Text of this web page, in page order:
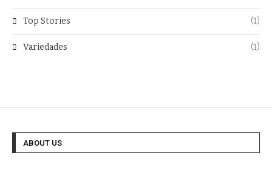
Top Stories (1)
Variedades (1)
ABOUT US